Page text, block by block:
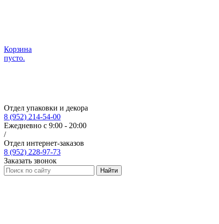
Корзина
пусто.
Отдел упаковки и декора
8 (952) 214-54-00
Ежедневно с 9:00 - 20:00
/
Отдел интернет-заказов
8 (952) 228-97-73
Заказать звонок
Найти